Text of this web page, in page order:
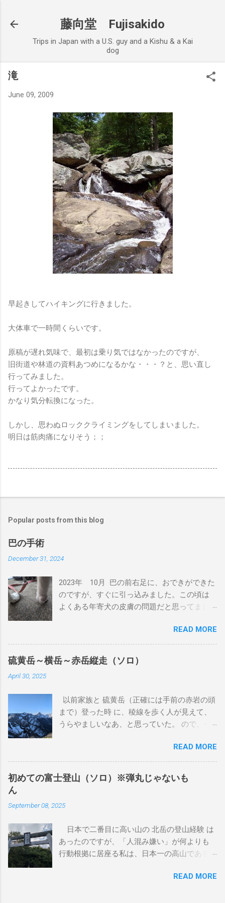
藤向堂 Fujisakido
Trips in Japan with a U.S. guy and a Kishu & a Kai
dog
滝
June 09, 2009
早起きしてハイキングに行きました。
大体車で一時間くらいです。
原稿が遅れ気味で、最初は乗り気ではなかったのですが、
旧街道や林道の資料あつめになるかな・・・？と、思い直し
行ってみました。
行ってよかったです。
かなり気分転換になった。
しかし、思わぬロッククライミングをしてしまいました。
明日は筋肉痛になりそう；；
Popular posts from this blog
巴の手術
December 31, 2024
2023年 10月 巴の前右足に、おできができた
のですが、すぐに引っ込みました。この頃は
よくある年寄犬の皮膚の問題だと思ってまし
ができました。丁度、狂犬病注射の時期だっ
たため、その頃の獣医に処方を聞きました。
前回と同じように引っ込むと思うが、大きく
なるようだったら相談してということでし
た。 この獣医さんは、来月廃業するとのこと
だったので、紹介状を書いてもらいました。
2024年 7月 おできが大きくなってきているの
ました。そちらでも、良性とも悪性ともわか
らず、巴が15歳（人間で言うと83歳）なの
で、手術に伴う麻酔の体への負担を気にされ
く、よく食べ、うんちも健康そのものでし
た。夏場は流石に暑いので、バテ気味でした
が、それは例年どおりの様子なので特に気に
していませんでした。 2024年 9月 私がH1N1
にかかって2階で伏せってた時、滅多にやらな
READ MORE
硫黄岳～横岳～赤岳縦走（ソロ）
April 30, 2025
以前家族と 硫黄岳（正確には手前の赤岩の頭
まで）登った時 に、稜線を歩く人が見えて、
うらやましいなあ、と思っていた。 ので、今
キャンする日の前日に、ソロで小屋泊して、
稜線歩きをすることにしました。 1日目 登山
口まで 地元駅早朝に出て、東京駅から佐久平
まで北陸新幹線で行き、JR小海線で小海駅ま
ん。平日の朝だったため、通学の高校生でい
ん違います。何が違うのかと言うと、乗車し
てくる生徒全てが互いのことを知っていて、
おはよー、とか挨拶しておしゃべりし始めま
の輪にまざります。 なんか、どこかの教室に
READ MORE
初めての富士登山（ソロ）※弾丸じゃないも
ん
September 08, 2025
日本で二番目に高い山の 北岳の登山経験 は
あったのですが、「人混み嫌い」が何よりも
行動根拠に居座る私は、日本一の高山である
ていませんでした。 しかし最近、割とみなさ
READ MORE